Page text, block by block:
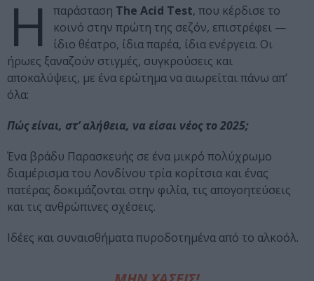
Η παράσταση The Acid Test, που κέρδισε το
κοινό στην πρώτη της σεζόν, επιστρέφει —
ίδιο θέατρο, ίδια παρέα, ίδια ενέργεια. Οι
ήρωες ξαναζούν στιγμές, συγκρούσεις και
αποκαλύψεις, με ένα ερώτημα να αιωρείται πάνω απ’
όλα:
Πώς είναι, στ’ αλήθεια, να είσαι νέος το 2025;
Ένα βράδυ Παρασκευής σε ένα μικρό πολύχρωμο
διαμέρισμα του Λονδίνου τρία κορίτσια και ένας
πατέρας δοκιμάζονται στην φιλία, τις απογοητεύσεις
και τις ανθρώπινες σχέσεις.
Ιδέες και συναισθήματα πυροδοτημένα από το αλκοόλ.